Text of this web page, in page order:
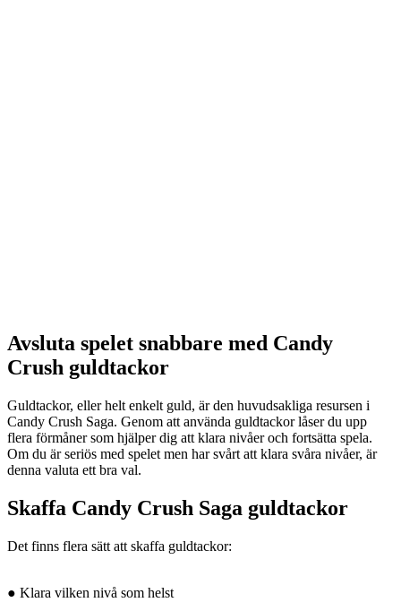
Avsluta spelet snabbare med Candy
Crush guldtackor
Guldtackor, eller helt enkelt guld, är den huvudsakliga resursen i
Candy Crush Saga. Genom att använda guldtackor låser du upp
flera förmåner som hjälper dig att klara nivåer och fortsätta spela.
Om du är seriös med spelet men har svårt att klara svåra nivåer, är
denna valuta ett bra val.
Skaffa Candy Crush Saga guldtackor
Det finns flera sätt att skaffa guldtackor:
● Klara vilken nivå som helst